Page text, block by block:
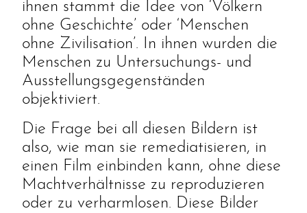
ihnen stammt die Idee von ‘Völkern
ohne Geschichte’ oder ‘Menschen
ohne Zivilisation’. In ihnen wurden die
Menschen zu Untersuchungs- und
Ausstellungsgegenständen
objektiviert.
Die Frage bei all diesen Bildern ist
also, wie man sie remediatisieren, in
einen Film einbinden kann, ohne diese
Machtverhältnisse zu reproduzieren
oder zu verharmlosen. Diese Bilder